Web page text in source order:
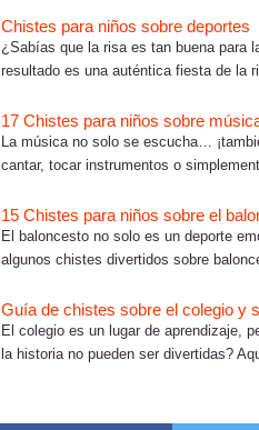
Chistes para niños sobre deportes
¿Sabías que la risa es tan buena para
resultado es una auténtica fiesta de la
17 Chistes para niños sobre
La música no solo se escucha…
cantar, tocar instrumentos o
15 Chistes para niños sobre el
El baloncesto no solo es un deporte
algunos chistes divertidos sobre
Guía de chistes sobre el colegio y
El colegio es un lugar de aprendizaje,
la historia no pueden ser divertidas?